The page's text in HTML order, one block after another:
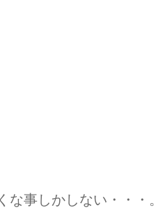
な事しかしない・・・。